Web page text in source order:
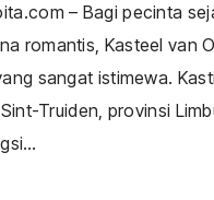
– Bagi pecinta
romantis, Kasteel van
sangat istimewa.
Truiden, provinsi